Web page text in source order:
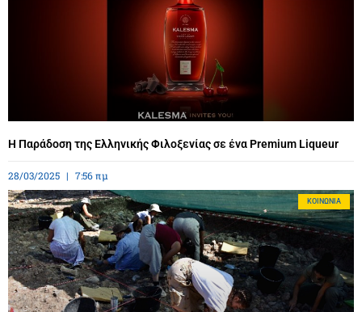
Η Παράδοση της Ελληνικής Φιλοξενίας σε ένα Premium Liqueur
28/03/2025 7:56 πμ
ΚΟΙΝΩΝΊΑ